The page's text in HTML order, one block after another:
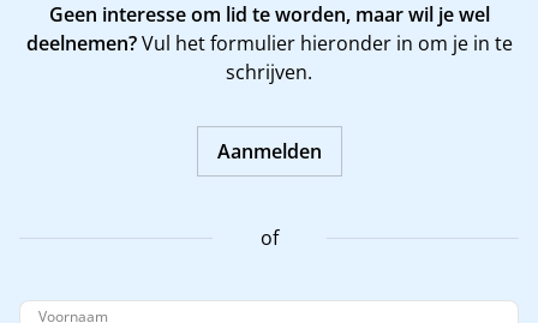
Geen interesse om lid te worden, maar wil je wel
deelnemen?Vul het formulier hieronder in om je in te
schrijven.
Aanmelden
of
Voornaam